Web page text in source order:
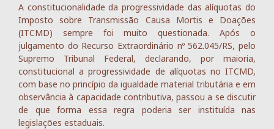
A constitucionalidade da progressividade das alíquotas do
Imposto sobre Transmissão Causa Mortis e Doações
(ITCMD) sempre foi muito questionada. Após o
julgamento do Recurso Extraordinário nº 562.045/RS, pelo
Supremo Tribunal Federal, declarando, por maioria,
constitucional a progressividade de alíquotas no ITCMD,
com base no princípio da igualdade material tributária e em
observância à capacidade contributiva, passou a se discutir
de que forma essa regra poderia ser instituída nas
legislações estaduais.